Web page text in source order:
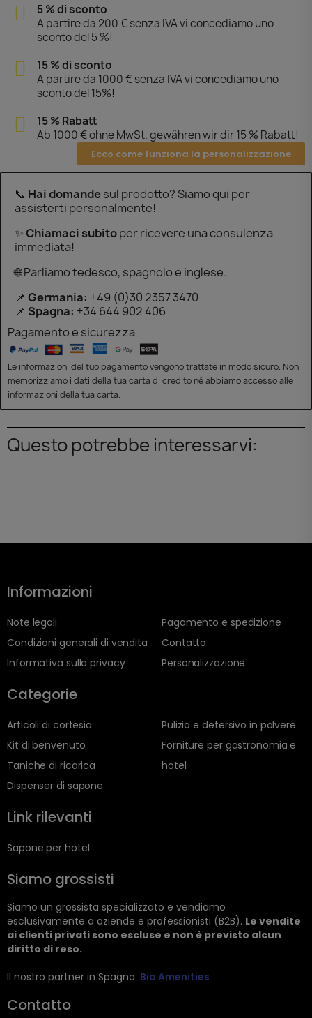
5 % di sconto
A partire da 200 € senza IVA vi concediamo uno
sconto del 5 %!
15 % di sconto
A partire da 1000 € senza IVA vi concediamo uno
sconto del 15%!
15 % Rabatt
Ab 1000 € ohne MwSt. gewähren wir dir 15 % Rabatt!
Ecco come funziona la personalizzazione
📞 Hai domandesul prodotto? Siamo qui per
assisterti personalmente!
✨Chiamaci subitoper ricevere una consulenza
immediata!
🌐 Parliamo tedesco, spagnolo e inglese.
📌 Germania: +49 (0)30 2357 3470
📌 Spagna: +34 644 902 406
Pagamento e sicurezza
Le informazioni del tuo pagamento vengono trattate in modo sicuro. Non
memorizziamo i dati della tua carta di credito né abbiamo accesso alle
informazioni della tua carta.
Questo potrebbe interessarvi:
Informazioni
Note legali
Condizioni generali di vendita
Informativa sulla privacy
Pagamento e spedizione
Contatto
Personalizzazione
Categorie
Articoli di cortesia
Kit di benvenuto
Taniche di ricarica
Dispenser di sapone
Pulizia e detersivo in polvere
Forniture per gastronomia e
hotel
Link rilevanti
Sapone per hotel
Siamo grossisti
Siamo un grossista specializzato e vendiamo
esclusivamente a aziende e professionisti (B2B). Le vendite
ai clienti privati sono escluse e non è previsto alcun
diritto di reso.
Il nostro partner in Spagna: Bio Amenities
Contatto